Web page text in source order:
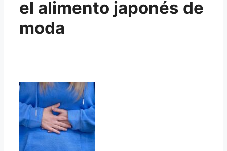
el alimento japonés de
moda